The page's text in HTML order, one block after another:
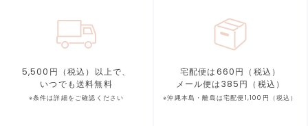
5,500円（税込）以上で、
いつでも送料無料
※条件は詳細をご確認ください
宅配便は660円（税込）
メール便は385円（税込）
※沖縄本島・離島は宅配便1,100円（税込）